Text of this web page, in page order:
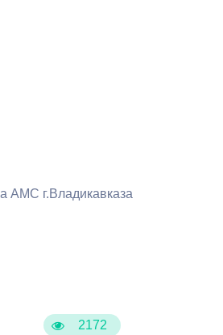
2172
АМС г.Владикавказа